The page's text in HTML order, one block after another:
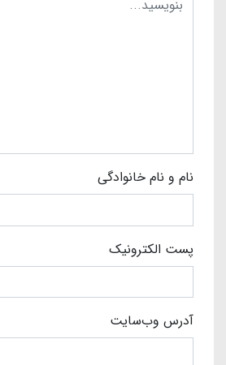
نام و نام خانوادگی
پست الکترونیک
آدرس وب‌سایت